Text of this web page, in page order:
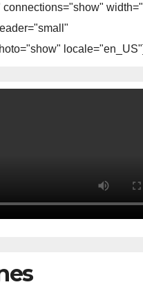
connections="show"
locale="en_US"]